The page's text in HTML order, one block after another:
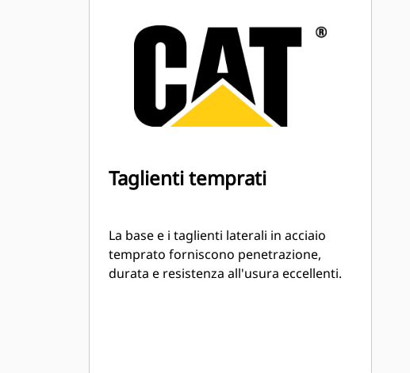
Taglienti temprati
La base e i taglienti laterali in acciaio
temprato forniscono penetrazione,
durata e resistenza all'usura eccellenti.